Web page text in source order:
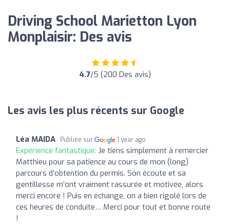
Driving School Marietton Lyon
Monplaisir: Des avis
4.7/5 (200 Des avis)
Les avis les plus récents sur Google
Léa MAIDA Publiée sur 1 year ago
Expérience fantastique: Je tiens simplement à remercier
Matthieu pour sa patience au cours de mon (long)
parcours d’obtention du permis. Son écoute et sa
gentillesse m’ont vraiment rassurée et motivée, alors
merci encore ! Puis en échange, on a bien rigolé lors de
ces heures de conduite… Merci pour tout et bonne route
!